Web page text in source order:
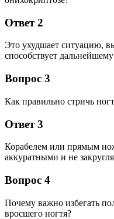
Ответ 2
Это ухудшает ситуацию,
способствует
Вопрос 3
Как правильно стричь
Ответ 3
Корабелем или прямым
аккуратными и не
Вопрос 4
Почему важно избегать
вросшего ногтя?